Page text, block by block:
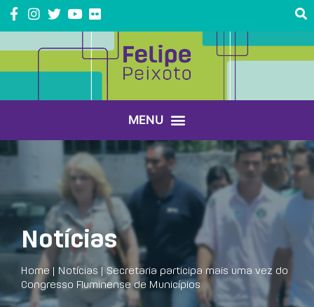
Notícias
Home| Notícias | Secretaria participa mais uma vez do
Congresso Fluminense de Municípios